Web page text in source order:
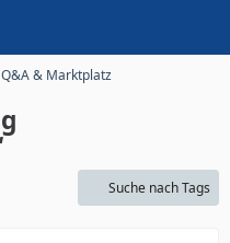
& Marktplatz
Suche nach Tags